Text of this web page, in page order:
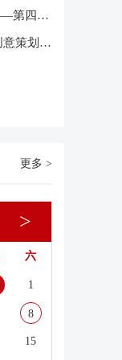
喜报｜我院歌剧团在“我和我的祖国”——第四届优秀网络短视频大赛中荣获三项大奖
中国歌剧舞剧院关于2024年度宣传部创意策划复试有关事项的通知
更多 >
>
六
1
8
15